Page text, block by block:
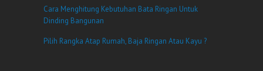
Cara Menghitung Kebutuhan Bata Ringan Untuk
Dinding Bangunan
Pilih Rangka Atap Rumah, Baja Ringan Atau Kayu ?